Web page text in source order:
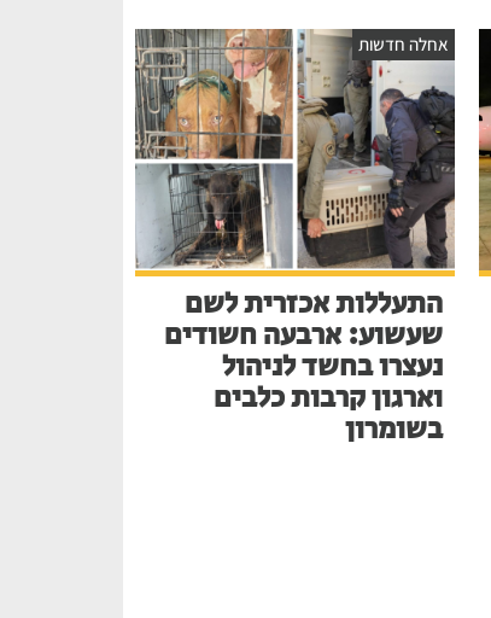
אחלה חדשות
התעללות אכזרית לשם
שעשוע: ארבעה חשודים
נעצרו בחשד לניהול
וארגון קרבות כלבים
בשומרון